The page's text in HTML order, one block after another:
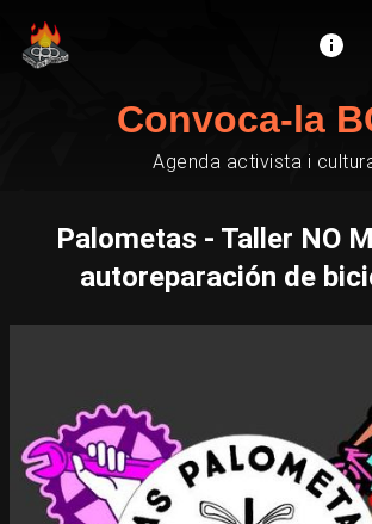
Convoca-la
Agenda activista i
Palometas - Taller NO
autoreparación de